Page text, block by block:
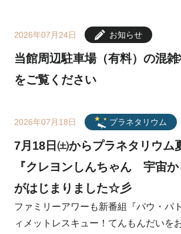
2026年07月24日 お知らせ
当館周辺駐車場（有料）の混
をご覧ください
2026年07月18日 プラネタリウム
7月18日㈯からプラネタリウム
『クレヨンしんちゃん 宇宙か
がはじまりました☆彡
ファミリーアワーも新番組『パウ・パ
ィメットレスキュー！てんもんだいを